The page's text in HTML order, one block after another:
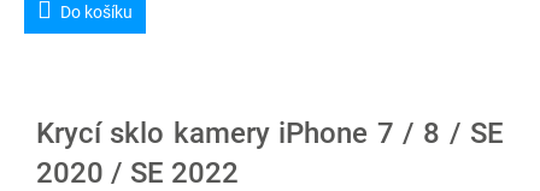
Do košíku
Krycí sklo kamery iPhone 7 / 8 / SE
2020 / SE 2022